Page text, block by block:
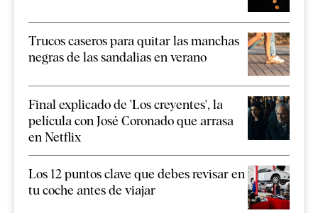
Trucos caseros para quitar las manchas
negras de las sandalias en verano
Final explicado de 'Los creyentes', la
película con José Coronado que arrasa
en Netflix
Los 12 puntos clave que debes revisar en
tu coche antes de viajar